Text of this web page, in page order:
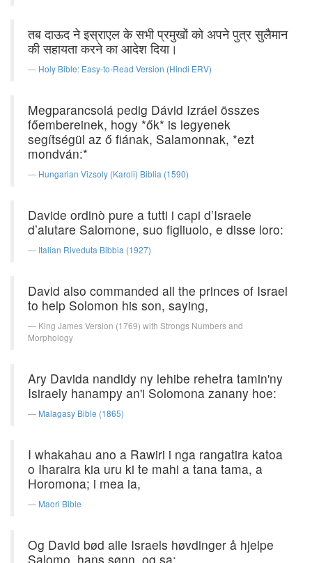
तब दाऊद ने इस्राएल के सभी प्रमुखों को अपने पुत्र सुलैमान
की सहायता करने का आदेश दिया।
Holy Bible: Easy-to-Read Version (Hindi ERV)
Megparancsolá pedig Dávid Izráel összes
főembereinek, hogy *ők* is legyenek
segítségül az ő fiának, Salamonnak, *ezt
mondván:*
Hungarian Vizsoly (Karoli) Biblia (1590)
Davide ordinò pure a tutti i capi d’Israele
d’aiutare Salomone, suo figliuolo, e disse loro:
Italian Riveduta Bibbia (1927)
David also commanded all the princes of Israel
to help Solomon his son, saying,
King James Version (1769) with Strongs Numbers and
Morphology
Ary Davida nandidy ny lehibe rehetra tamin'ny
Isiraely hanampy an'i Solomona zanany hoe:
Malagasy Bible (1865)
I whakahau ano a Rawiri i nga rangatira katoa
o Iharaira kia uru ki te mahi a tana tama, a
Horomona; i mea ia,
Maori Bible
Og David bød alle Israels høvdinger å hjelpe
Salomo, hans sønn, og sa: